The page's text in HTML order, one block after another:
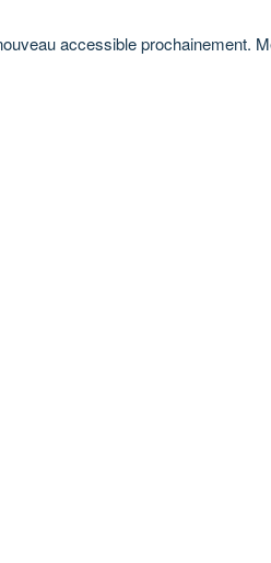
accessible prochainement.